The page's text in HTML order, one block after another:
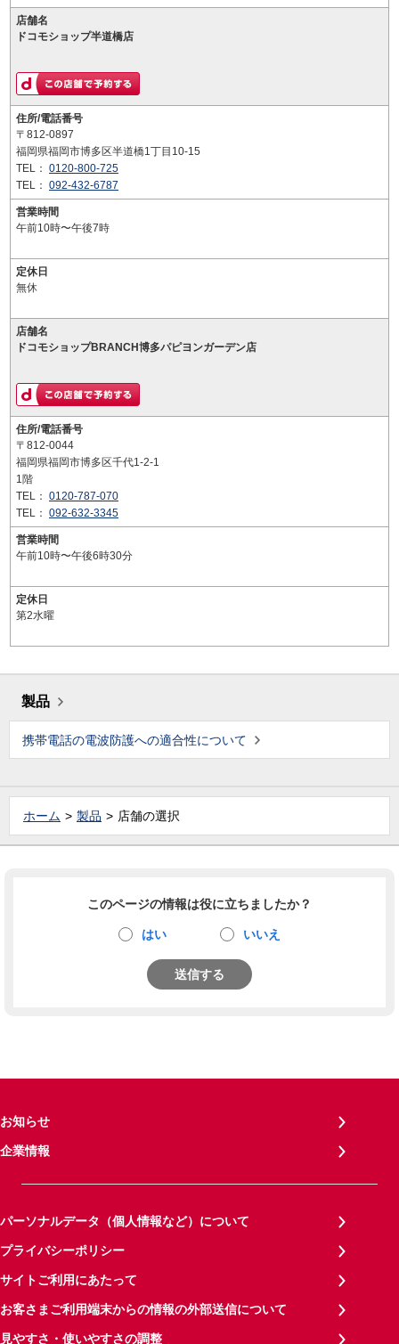
店舗名
ドコモショップ半道橋店
住所/電話番号
〒812-0897
福岡県福岡市博多区半道橋1丁目10-15
TEL： 0120-800-725
TEL： 092-432-6787
営業時間
午前10時〜午後7時
定休日
無休
店舗名
ドコモショップBRANCH博多パピヨンガーデン店
住所/電話番号
〒812-0044
福岡県福岡市博多区千代1-2-1
1階
TEL： 0120-787-070
TEL： 092-632-3345
営業時間
午前10時〜午後6時30分
定休日
第2水曜
製品
携帯電話の電波防護への適合性について
ホーム 製品 店舗の選択
このページの情報は役に立ちましたか？
はい いいえ
送信する
お知らせ
企業情報
パーソナルデータ（個人情報など）について
プライバシーポリシー
サイトご利用にあたって
お客さまご利用端末からの情報の外部送信について
見やすさ・使いやすさの調整